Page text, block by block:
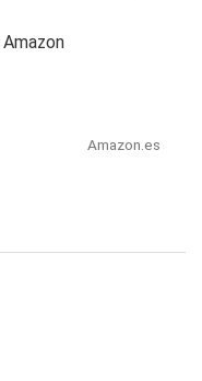
Amazon.es